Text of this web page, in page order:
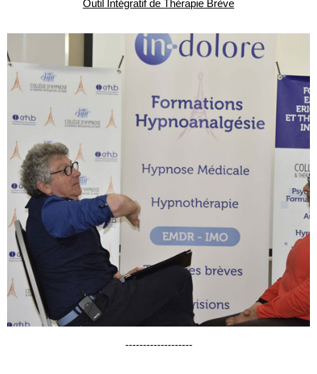
Outil Intégratif de Thérapie Brève
-------------------